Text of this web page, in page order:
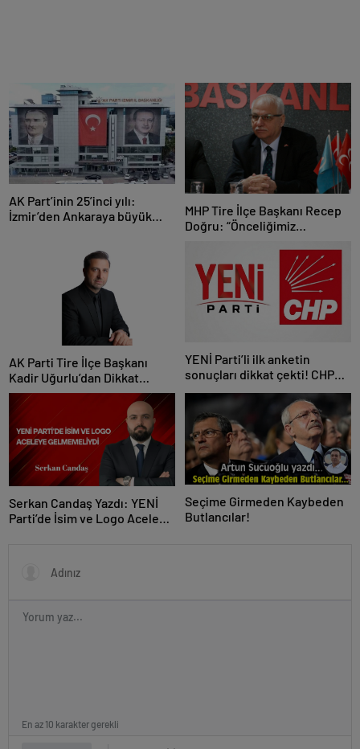
AK Part’inin 25’inci yılı:
İzmir’den Ankaraya büyük
MHP Tire İlçe Başkanı Recep
Doğru: “Önceliğimiz
Tire’nin Menfaatidir”
AK Parti Tire İlçe Başkanı
Kadir Uğurlu’dan Dikkat
Çeken Paylaşım!
YENİ Parti’li ilk anketin
sonuçları dikkat çekti! CHP
baraj altı kaldı
Serkan Candaş Yazdı: YENİ
Parti’de İsim ve Logo Aceleye
Seçime Girmeden Kaybeden
Butlancılar!
En az 10 karakter gerekli